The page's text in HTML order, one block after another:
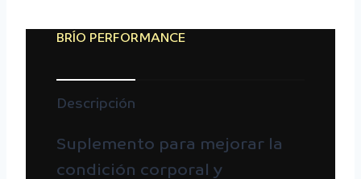
BRÍO PERFORMANCE
Descripción
Suplemento para mejorar la
condición corporal y